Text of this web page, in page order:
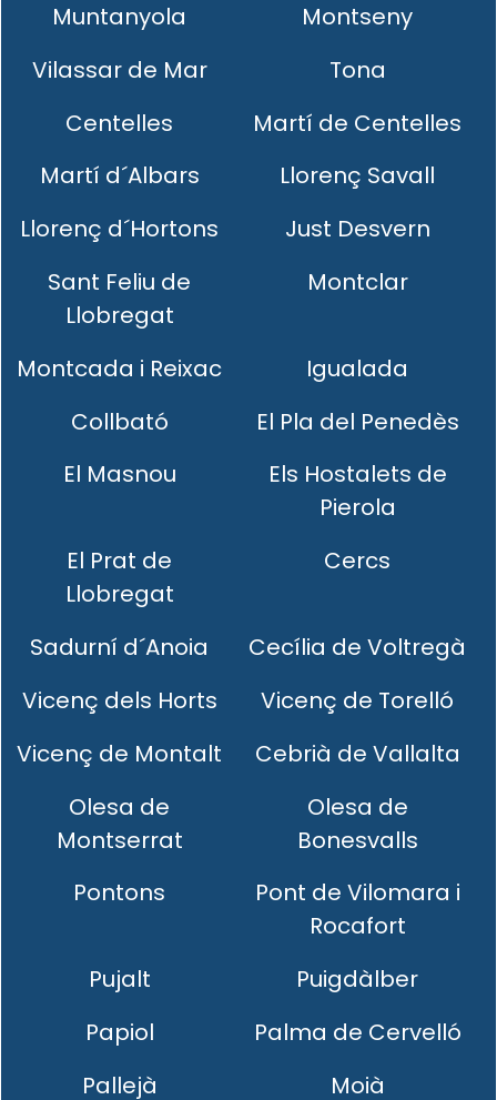
Muntanyola
Montseny
Vilassar de Mar
Tona
Centelles
Martí de Centelles
Martí d´Albars
Llorenç Savall
Llorenç d´Hortons
Just Desvern
Sant Feliu de
Llobregat
Montclar
Montcada i Reixac
Igualada
Collbató
El Pla del Penedès
El Masnou
Els Hostalets de
Pierola
El Prat de
Llobregat
Cercs
Sadurní d´Anoia
Cecília de Voltregà
Vicenç dels Horts
Vicenç de Torelló
Vicenç de Montalt
Cebrià de Vallalta
Olesa de
Montserrat
Olesa de
Bonesvalls
Pontons
Pont de Vilomara i
Rocafort
Pujalt
Puigdàlber
Papiol
Palma de Cervelló
Pallejà
Moià